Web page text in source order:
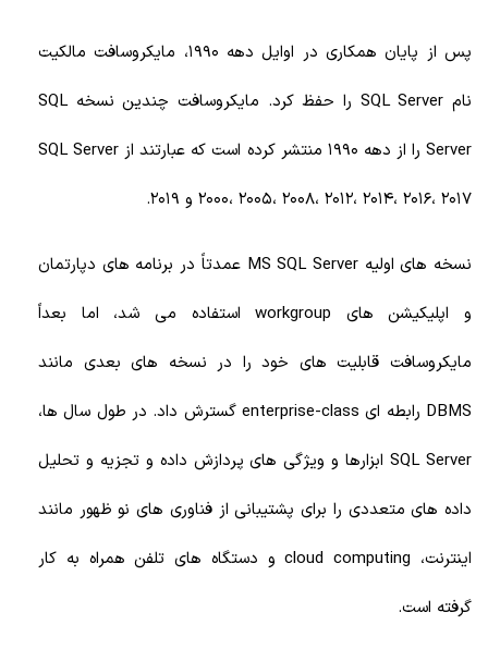
پس از پایان همکاری در اوایل دهه 1990، مایکروسافت مالکیت
نام SQL Server را حفظ کرد. مایکروسافت چندین نسخه SQL
Server را از دهه 1990 منتشر کرده است که عبارتند از SQL Server
2000، 2005، 2008، 2012، 2014، 2016، 2017 و 2019.
نسخه های اولیه MS SQL Server عمدتاً در برنامه های دپارتمان
و اپلیکیشن های workgroup استفاده می شد، اما بعداً
مایکروسافت قابلیت های خود را در نسخه های بعدی مانند
DBMS رابطه ای enterprise-class گسترش داد. در طول سال ها،
SQL Server ابزارها و ویژگی های پردازش داده و تجزیه و تحلیل
داده های متعددی را برای پشتیبانی از فناوری های نو ظهور مانند
اینترنت، cloud computing و دستگاه های تلفن همراه به کار
گرفته است.